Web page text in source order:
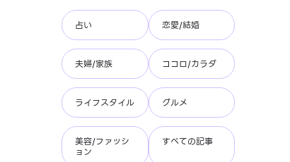
占い 恋愛/結婚
夫婦/家族 ココロ/カラダ
ライフスタイル グルメ
美容/ファッシ
ョン
すべての記事